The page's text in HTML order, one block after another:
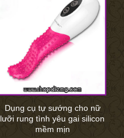
Dụng cụ tự sướng cho nữ
lưỡi rung tình yêu gai silicon
mềm mịn